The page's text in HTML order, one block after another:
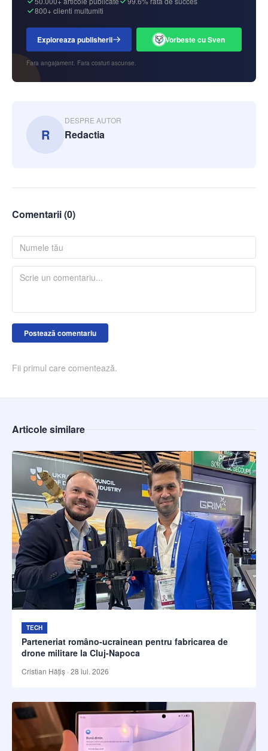
800+ clienti multumiti
Exploreaza publisherii Vorbeste cu Sven
Fara angajament. Fara costuri ascunse.
R
DESPRE AUTOR
Redactia
Comentarii (0)
Postează comentariu
Fii primul care comentează.
Articole similare
TECH
Parteneriat româno-ucrainean pentru fabricarea de
drone militare la Cluj-Napoca
Cristian Hățiș · 28 iul. 2026